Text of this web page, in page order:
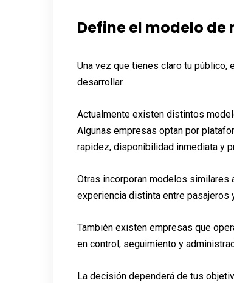
Define el modelo
Una vez que tienes claro tu
desarrollar.
Actualmente existen distintos
Algunas empresas optan por
rapidez, disponibilidad inmediata y
Otras incorporan modelos similares
experiencia distinta entre pasajeros
También existen empresas que
en control, seguimiento y
La decisión dependerá de tus